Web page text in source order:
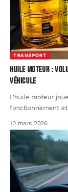
TRANSPORT
Huile moteur :
véhicule
L'huile moteur
fonctionnement et
10 mars 2026